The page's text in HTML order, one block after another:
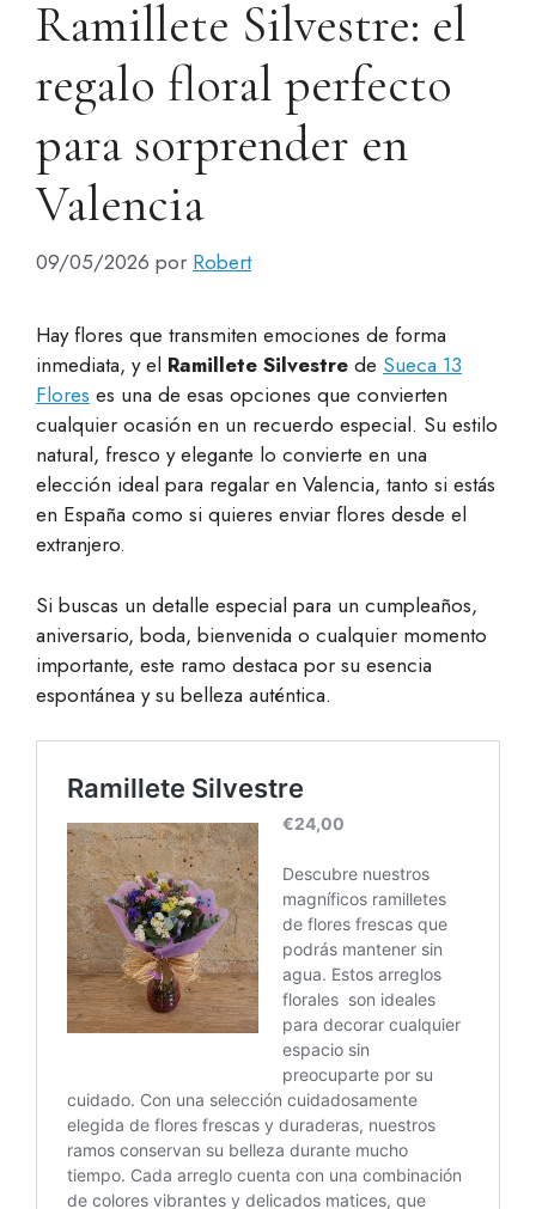
Ramillete Silvestre: el
regalo floral perfecto
para sorprender en
Valencia
09/05/2026 por Robert
Hay flores que transmiten emociones de forma
inmediata, y el Ramillete Silvestre de Sueca 13
Flores es una de esas opciones que convierten
cualquier ocasión en un recuerdo especial. Su estilo
natural, fresco y elegante lo convierte en una
elección ideal para regalar en Valencia, tanto si estás
en España como si quieres enviar flores desde el
extranjero.
Si buscas un detalle especial para un cumpleaños,
aniversario, boda, bienvenida o cualquier momento
importante, este ramo destaca por su esencia
espontánea y su belleza auténtica.